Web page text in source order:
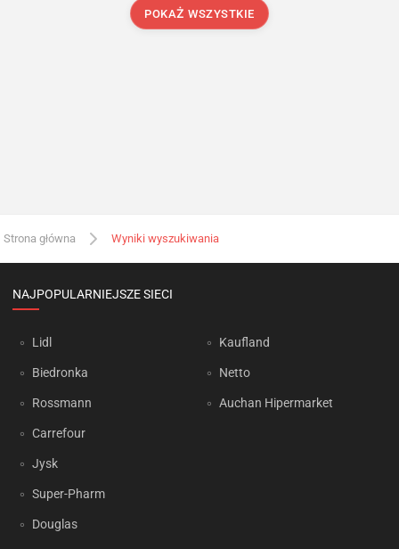
POKAŻ WSZYSTKIE
Strona główna Wyniki wyszukiwania
NAJPOPULARNIEJSZE SIECI
Lidl
Biedronka
Rossmann
Carrefour
Jysk
Super-Pharm
Douglas
Kaufland
Netto
Auchan Hipermarket